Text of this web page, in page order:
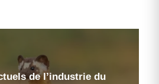
de l’industrie du